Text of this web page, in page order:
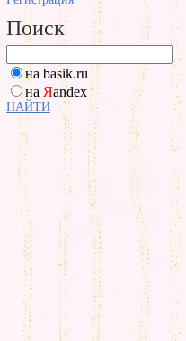
Поиск
на basik.ru
на Яandex
НАЙТИ